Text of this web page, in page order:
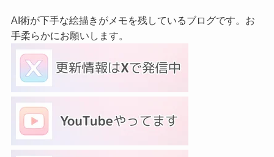
AI術が下手な絵描きがメモを残しているブログです。お
手柔らかにお願いします。